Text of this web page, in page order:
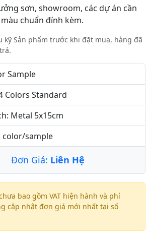
sơn, showroom, các dự án cần
chuẩn đính kèm.
kỹ Sản phẩm trước khi đặt mua, hàng đã
Sample
Colors Standard
Metal 5x15cm
color/sample
Đơn Giá: Liên Hệ
bao gồm VAT hiện hành và phí
cập nhật đơn giá mới nhất tại số